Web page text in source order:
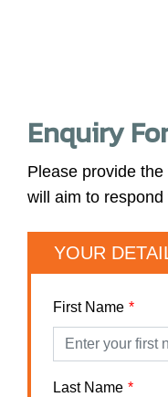
Enquiry
Please provide
will aim to
YOUR
First Name
Last Name